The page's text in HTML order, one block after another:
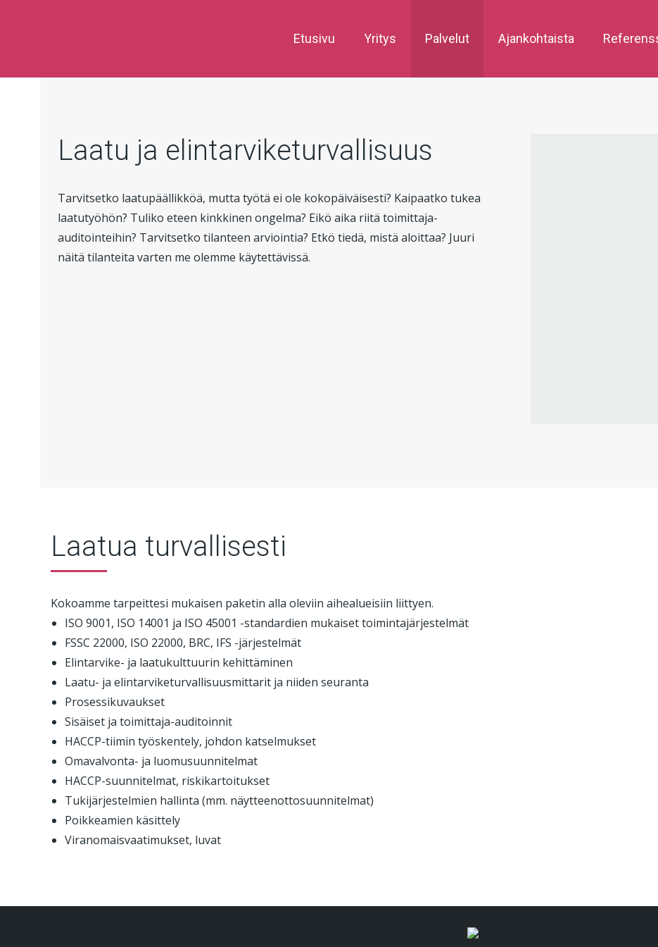
Etusivu Yritys Palvelut Ajankohtaista
Laatu ja elintarviketurvallisuus
Tarvitsetko laatupäällikköä, mutta työtä ei ole kokopäiväisesti? Kaipaatko tukea
laatutyöhön? Tuliko eteen kinkkinen ongelma? Eikö aika riitä toimittaja-
auditointeihin? Tarvitsetko tilanteen arviointia? Etkö tiedä, mistä aloittaa? Juuri
näitä tilanteita varten me olemme käytettävissä.
Laatua turvallisesti
Kokoamme tarpeittesi mukaisen paketin alla oleviin aihealueisiin liittyen.
ISO 9001, ISO 14001 ja ISO 45001 -standardien mukaiset toimintajärjestelmät
FSSC 22000, ISO 22000, BRC, IFS -järjestelmät
Elintarvike- ja laatukulttuurin kehittäminen
Laatu- ja elintarviketurvallisuusmittarit ja niiden seuranta
Prosessikuvaukset
Sisäiset ja toimittaja-auditoinnit
HACCP-tiimin työskentely, johdon katselmukset
Omavalvonta- ja luomusuunnitelmat
HACCP-suunnitelmat, riskikartoitukset
Tukijärjestelmien hallinta (mm. näytteenottosuunnitelmat)
Poikkeamien käsittely
Viranomaisvaatimukset, luvat